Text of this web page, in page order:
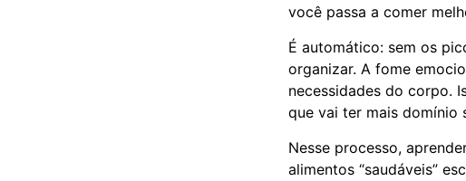
você passa a comer
É automático: sem os
organizar. A fome
necessidades do corpo.
que vai ter mais domínio
Nesse processo,
alimentos “saudáveis”